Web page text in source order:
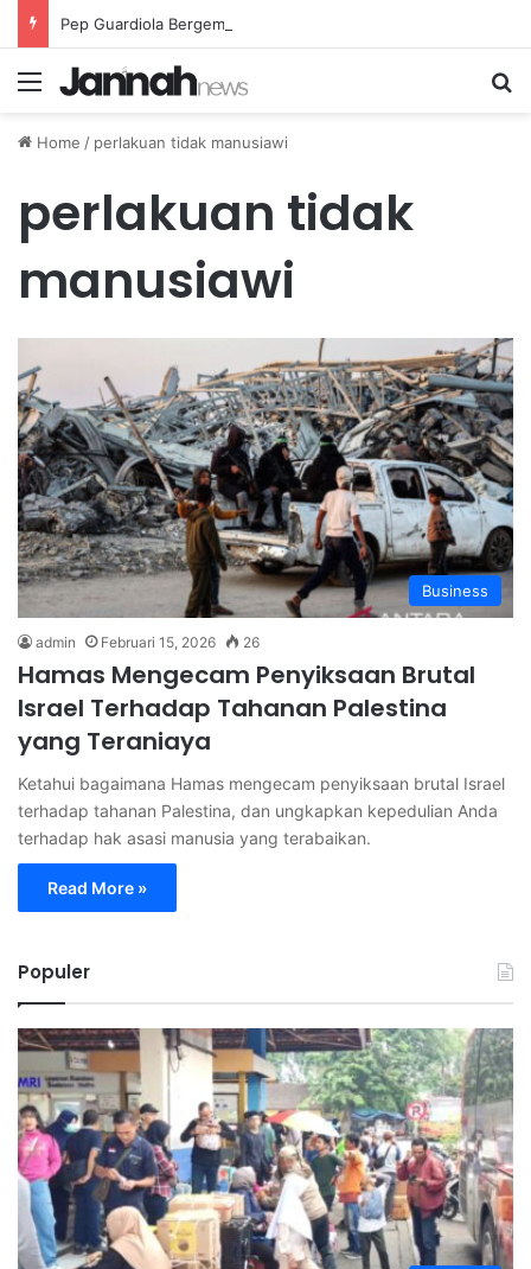
Menu
Home / perlakuan tidak manusiawi
perlakuan tidak
manusiawi
Business
admin Februari 15, 2026 26
Hamas Mengecam Penyiksaan Brutal
Israel Terhadap Tahanan Palestina
yang Teraniaya
Ketahui bagaimana Hamas mengecam penyiksaan brutal Israel
terhadap tahanan Palestina, dan ungkapkan kepedulian Anda
terhadap hak asasi manusia yang terabaikan.
Read More »
Populer